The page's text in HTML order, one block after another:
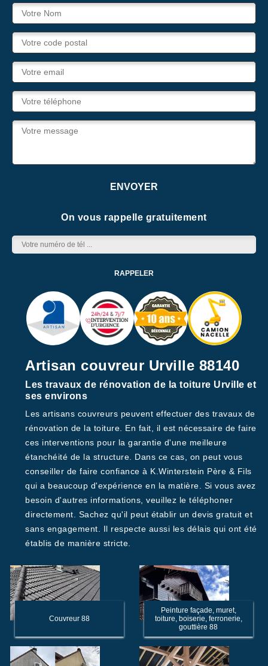
On vous rappelle gratuitement
Artisan couvreur Urville 88140
Les travaux de rénovation de la toiture Urville et
ses environs
Les artisans couvreurs peuvent effectuer des travaux de
rénovation de la toiture. En fait, il est nécessaire de faire
ces interventions pour la garantie d'une meilleure
étanchéité de la structure. Dans ce cas, on peut vous
conseiller de faire confiance à K.Winterstein Père & Fils
qui a beaucoup d'expérience en la matière. Si vous avez
besoin d'autres informations, veuillez le téléphoner
directement. Sachez qu'il peut établir un devis gratuit et
sans engagement. Il respecte aussi les délais qui ont été
établis de manière stricte.
Couvreur 88
Peinture façade, muret,
toiture, boiserie, ferronerie,
gouttière 88